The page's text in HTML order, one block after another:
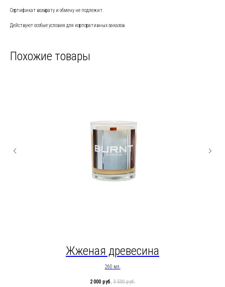
Сертификат возврату и обмену не подлежит.
Действуют особые условия для корпоративных заказов.
Похожие товары
Жженая древесина
260 мл.
2 000 руб. 3 500 руб.